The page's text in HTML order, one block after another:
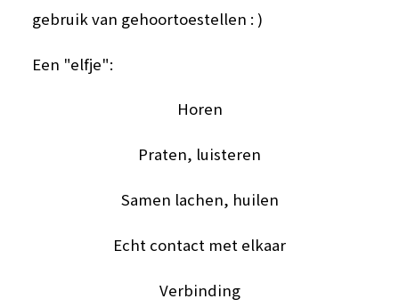
gebruik van gehoortoestellen : )
Een "elfje":
Horen
Praten, luisteren
Samen lachen, huilen
Echt contact met elkaar
Verbinding